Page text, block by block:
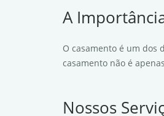
A
O casamento é um dos
casamento não é
Nossos